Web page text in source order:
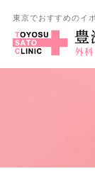
東京でおすすめのイ